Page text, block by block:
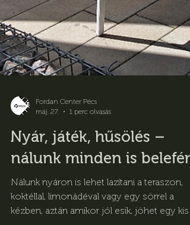
Fordan Center Pécs
máj. 27.
1 perc olvasás